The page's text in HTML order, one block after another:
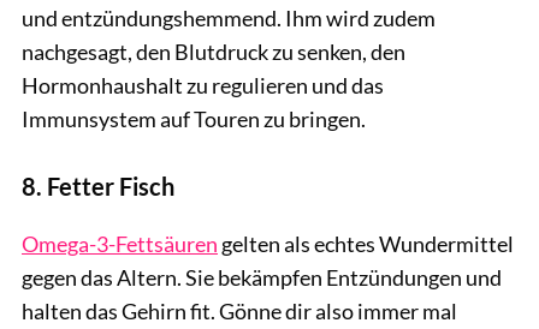
und entzündungshemmend. Ihm wird zudem
nachgesagt, den Blutdruck zu senken, den
Hormonhaushalt zu regulieren und das
Immunsystem auf Touren zu bringen.
8. Fetter Fisch
Omega-3-Fettsäuren gelten als echtes Wundermittel
gegen das Altern. Sie bekämpfen Entzündungen und
halten das Gehirn fit. Gönne dir also immer mal